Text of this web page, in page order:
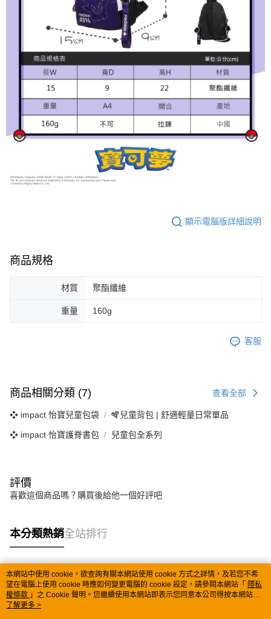
顯示電腦版詳細說明
商品規格
材質 聚酯纖維
重量 160g
客服
商品相關分類 (7) 查看全部
❖ impact 怡寶兒童包袋 🪇兒童背包 | 舒適輕量日常單品
❖ impact 怡寶護脊書包 兒童包全系列
評價
喜歡這個商品嗎？購買後給他一個好評吧
本分類熱銷全站排行
熱門標籤
本網站中使用 cookie，欲查詢有關本網站使用 cookie 方式之詳情，及若您不希
望在電腦上使用 cookie 時應如何變更電腦的 cookie 設定，請參閱本網站「 隱私
權條款 」之 Cookie 聲明。您繼續使用本網站即表示您同意本公司得按本網站使
用條款之 Cookie 聲明使用 cookie。
了解更多 >